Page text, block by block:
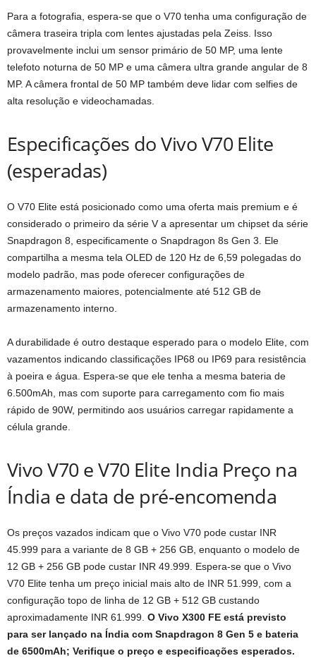
Para a fotografia, espera-se que o V70 tenha uma configuração de
câmera traseira tripla com lentes ajustadas pela Zeiss. Isso
provavelmente inclui um sensor primário de 50 MP, uma lente
telefoto noturna de 50 MP e uma câmera ultra grande angular de 8
MP. A câmera frontal de 50 MP também deve lidar com selfies de
alta resolução e videochamadas.
Especificações do Vivo V70 Elite
(esperadas)
O V70 Elite está posicionado como uma oferta mais premium e é
considerado o primeiro da série V a apresentar um chipset da série
Snapdragon 8, especificamente o Snapdragon 8s Gen 3. Ele
compartilha a mesma tela OLED de 120 Hz de 6,59 polegadas do
modelo padrão, mas pode oferecer configurações de
armazenamento maiores, potencialmente até 512 GB de
armazenamento interno.
A durabilidade é outro destaque esperado para o modelo Elite, com
vazamentos indicando classificações IP68 ou IP69 para resistência
à poeira e água. Espera-se que ele tenha a mesma bateria de
6.500mAh, mas com suporte para carregamento com fio mais
rápido de 90W, permitindo aos usuários carregar rapidamente a
célula grande.
Vivo V70 e V70 Elite India Preço na
Índia e data de pré-encomenda
Os preços vazados indicam que o Vivo V70 pode custar INR
45.999 para a variante de 8 GB + 256 GB, enquanto o modelo de
12 GB + 256 GB pode custar INR 49.999. Espera-se que o Vivo
V70 Elite tenha um preço inicial mais alto de INR 51.999, com a
configuração topo de linha de 12 GB + 512 GB custando
aproximadamente INR 61.999. O Vivo X300 FE está previsto
para ser lançado na Índia com Snapdragon 8 Gen 5 e bateria
de 6500mAh; Verifique o preço e especificações esperados.